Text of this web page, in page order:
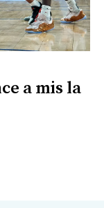
a mis la